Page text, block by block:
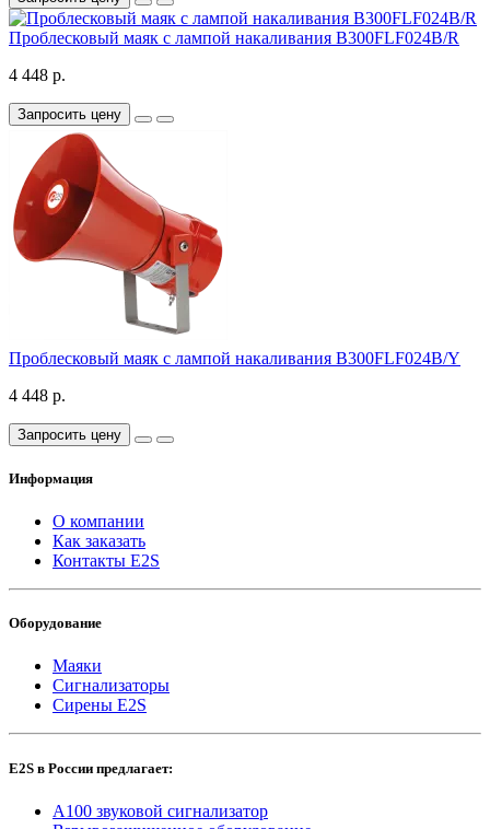
Проблесковый маяк с лампой накаливания B300FLF024B/R
4 448 р.
Запросить цену
Проблесковый маяк с лампой накаливания B300FLF024B/Y
4 448 р.
Запросить цену
Информация
О компании
Как заказать
Контакты E2S
Оборудование
Маяки
Сигнализаторы
Сирены E2S
E2S в России предлагает:
A100 звуковой сигнализатор